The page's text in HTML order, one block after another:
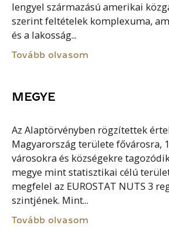
lengyel származású amerikai
szerint feltételek komplexuma,
és a lakosság...
Tovább olvasom
MEGYE
Az Alaptörvényben rögzítettek
Magyarország területe fővárosra,
városokra és községekre
megye mint statisztikai célú
megfelel az EUROSTAT NUTS 3
szintjének. Mint...
Tovább olvasom